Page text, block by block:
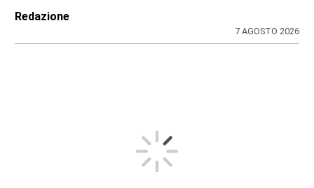
Redazione
7 AGOSTO 2026